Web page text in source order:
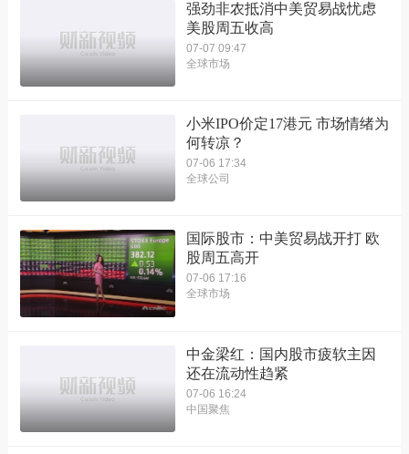
强劲非农抵消中美贸易战忧虑
美股周五收高
07-07 09:47
全球市场
小米IPO价定17港元 市场情绪为
何转凉？
07-06 17:34
全球公司
国际股市：中美贸易战开打 欧
股周五高开
07-06 17:16
全球市场
中金梁红：国内股市疲软主因
还在流动性趋紧
07-06 16:24
中国聚焦